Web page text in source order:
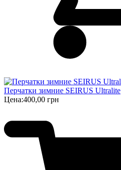
Перчатки зимние SEIRUS Ultralite
Цена:400,00 грн